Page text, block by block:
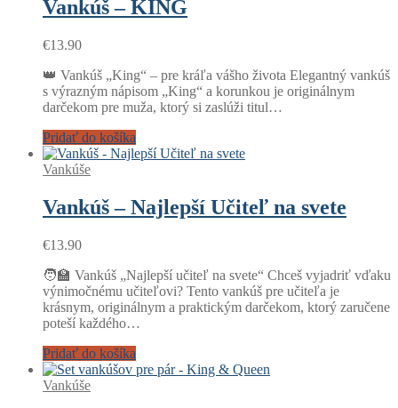
Vankúš – KING
€13.90
👑 Vankúš „King“ – pre kráľa vášho života Elegantný vankúš
s výrazným nápisom „King“ a korunkou je originálnym
darčekom pre muža, ktorý si zaslúži titul…
Pridať do košíka
Vankúše
Vankúš – Najlepší Učiteľ na svete
€13.90
🧑‍🏫 Vankúš „Najlepší učiteľ na svete“ Chceš vyjadriť vďaku
výnimočnému učiteľovi? Tento vankúš pre učiteľa je
krásnym, originálnym a praktickým darčekom, ktorý zaručene
poteší každého…
Pridať do košíka
Vankúše